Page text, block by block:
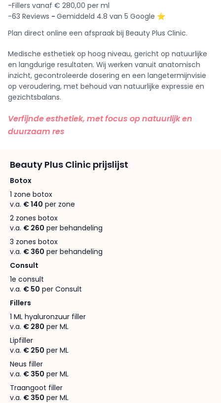
-Fillers vanaf € 280,00 per ml
-63 Reviews - Gemiddeld 4.8 van 5 Google ⭐️
Plan direct online een afspraak bij Beauty Plus Clinic.
Medische esthetiek op hoog niveau, gericht op natuurlijke
en langdurige resultaten. Wij werken vanuit anatomisch
inzicht, gecontroleerde dosering en een langetermijnvisie
op veroudering, met behoud van natuurlijke expressie en
gezichtsbalans.
Verfijnde esthetiek, met focus op natuurlijk en
duurzaam res
Beauty Plus Clinic prijslijst
Botox
1 zone botox
v.a. € 140 per zone
2 zones botox
v.a. € 260 per behandeling
3 zones botox
v.a. € 360 per behandeling
Consult
1e consult
v.a. € 50 per Consult
Fillers
1 ML hyaluronzuur filler
v.a. € 280 per ML
Lipfiller
v.a. € 250 per ML
Neus filler
v.a. € 350 per ML
Traangoot filler
v.a. € 350 per ML